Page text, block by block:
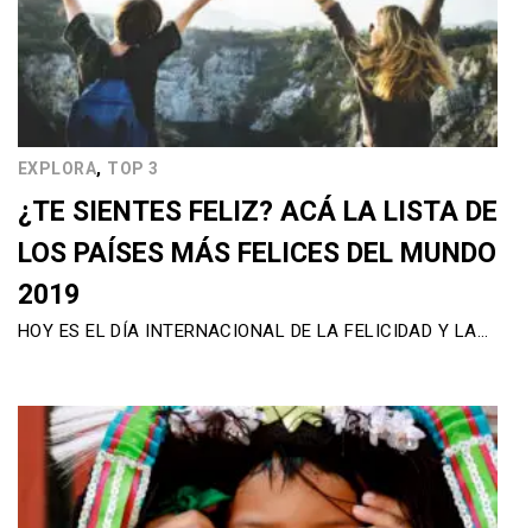
EXPLORA, TOP 3
¿TE SIENTES FELIZ? ACÁ LA LISTA DE
LOS PAÍSES MÁS FELICES DEL MUNDO
2019
HOY ES EL DÍA INTERNACIONAL DE LA FELICIDAD Y LA…